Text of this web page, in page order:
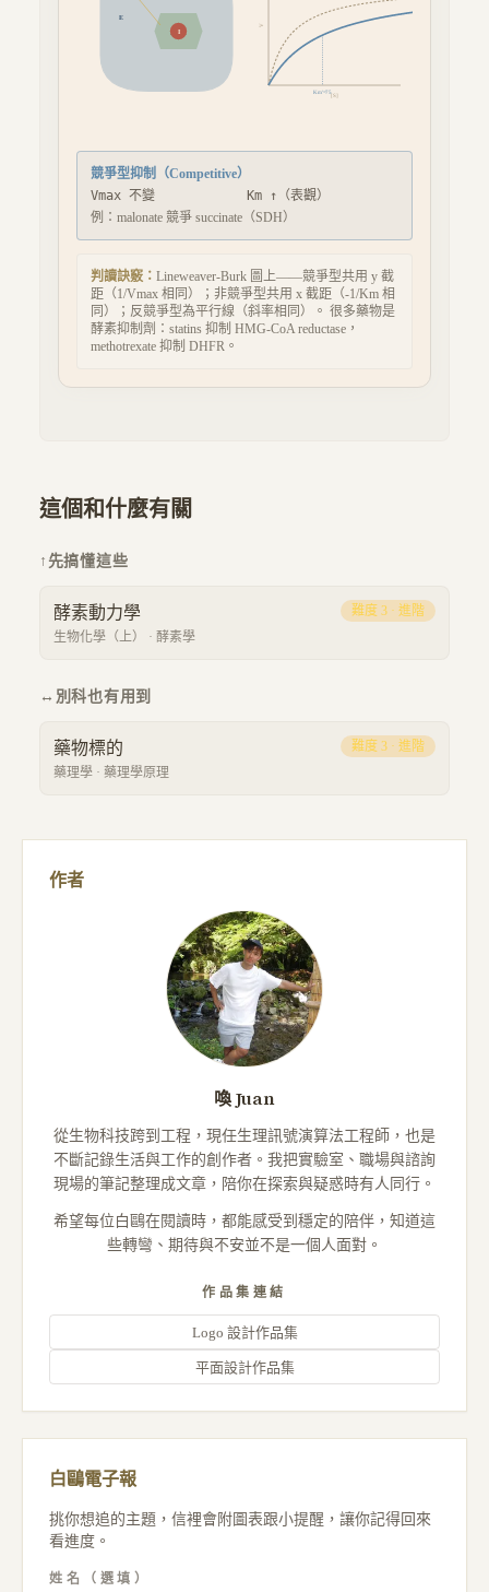
E
活性位
[S]
V
Km'= 75
競爭型抑制（Competitive）
Vmax 不變
Km ↑（表觀）
例： malonate 競爭 succinate（SDH）
判讀訣竅： Lineweaver-Burk 圖上——競爭型共用 y 截
距（1/Vmax 相同）；非競爭型共用 x 截距（-1/Km 相
同）；反競爭型為平行線（斜率相同）。 很多藥物是
酵素抑制劑：statins 抑制 HMG-CoA reductase，
methotrexate 抑制 DHFR。
這個和什麼有關
↑ 先搞懂這些
酵素動力學
生物化學（上） · 酵素學
難度 3 · 進階
↔ 別科也有用到
藥物標的
藥理學 · 藥理學原理
難度 3 · 進階
作者
喚 Juan
從生物科技跨到工程，現任生理訊號演算法工程師，也是
不斷記錄生活與工作的創作者。我把實驗室、職場與諮詢
現場的筆記整理成文章，陪你在探索與疑惑時有人同行。
希望每位白鷗在閱讀時，都能感受到穩定的陪伴，知道這
些轉彎、期待與不安並不是一個人面對。
作品集連結
Logo 設計作品集
平面設計作品集
白鷗電子報
挑你想追的主題，信裡會附圖表跟小提醒，讓你記得回來
看進度。
姓名（選填）